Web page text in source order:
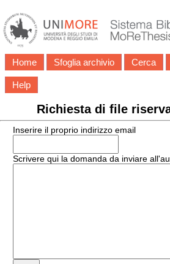
Home Sfoglia archivio Cerca
Help
Richiesta di file
Inserire il proprio indirizzo email
Scrivere qui la domanda da inviare